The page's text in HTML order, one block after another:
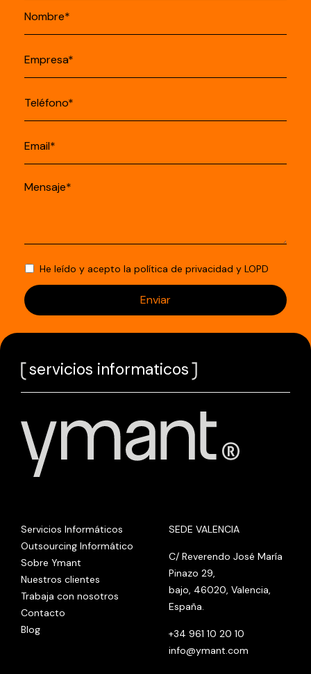
He leído y acepto la política de privacidad y LOPD
servicios informaticos
Servicios Informáticos
Outsourcing Informático
Sobre Ymant
Nuestros clientes
Trabaja con nosotros
Contacto
Blog
SEDE VALENCIA
C/ Reverendo José María
Pinazo 29,
bajo, 46020, Valencia,
España.
+34 961 10 20 10
info@ymant.com